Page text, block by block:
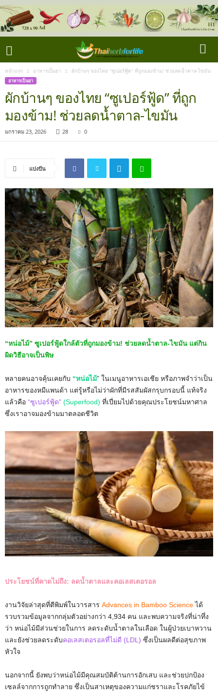
หน้าแรก อาหารเป็นยา ผักบ้านๆ ของไทย “ซูเปอร์ฟู้ด” ที่ถูกมองข้าม! ช่วยลดน้ำตาล-ไขมัน
อาหารเป็นยา
ผักบ้านๆ ของไทย “ซูเปอร์ฟู้ด” ที่ถูก
มองข้าม! ช่วยลดน้ำตาล-ไขมัน
มกราคม 23, 2026 28 0
แบ่งปัน
“หน่อไม้” ซูเปอร์ฟู้ดใกล้ตัวที่ถูกมองข้าม! ช่วยลดน้ำตาล-ไขมัน แต่กิน
ผิดวิธีอาจเป็นพิษ
หลายคนอาจคุ้นเคยกับ “หน่อไม้” ในเมนูอาหารเอเชีย หรือภาพจำว่าเป็น
อาหารของหมีแพนด้า แต่รู้หรือไม่ว่าผักที่มีรสสัมผัสกรุบกรอบนี้ แท้จริง
แล้วคือ “ซูเปอร์ฟู้ด” (Superfood) ที่เปี่ยมไปด้วยคุณประโยชน์มหาศาล
ซึ่งเราอาจมองข้ามมาตลอดชีวิต
ประโยชน์ที่คาดไม่ถึง: ลดน้ำตาลและคอเลสเตอรอล
งานวิจัยล่าสุดที่ตีพิมพ์ในวารสาร Advances in Bamboo Scienceได้
รวบรวมข้อมูลจากกลุ่มตัวอย่างกว่า 4,934 คน และพบความจริงที่น่าทึ่ง
ว่า หน่อไม้มีส่วนช่วยในการ ลดระดับน้ำตาลในเลือด ในผู้ป่วยเบาหวาน
และยังช่วยลดระดับคอเลสเตอรอลที่ไม่ดี (LDL) ซึ่งเป็นผลดีต่อสุขภาพ
หัวใจ
นอกจากนี้ ยังพบว่าหน่อไม้มีคุณสมบัติต้านการอักเสบ และช่วยปกป้อง
เซลล์จากการถูกทำลาย ซึ่งเป็นสาเหตุของความแก่ชราและโรคภัยไข้